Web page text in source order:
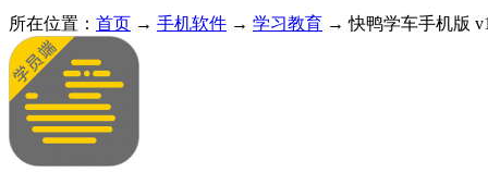
所在位置： 首页 → 手机软件 → 学习教育 → 快鸭学车手机版